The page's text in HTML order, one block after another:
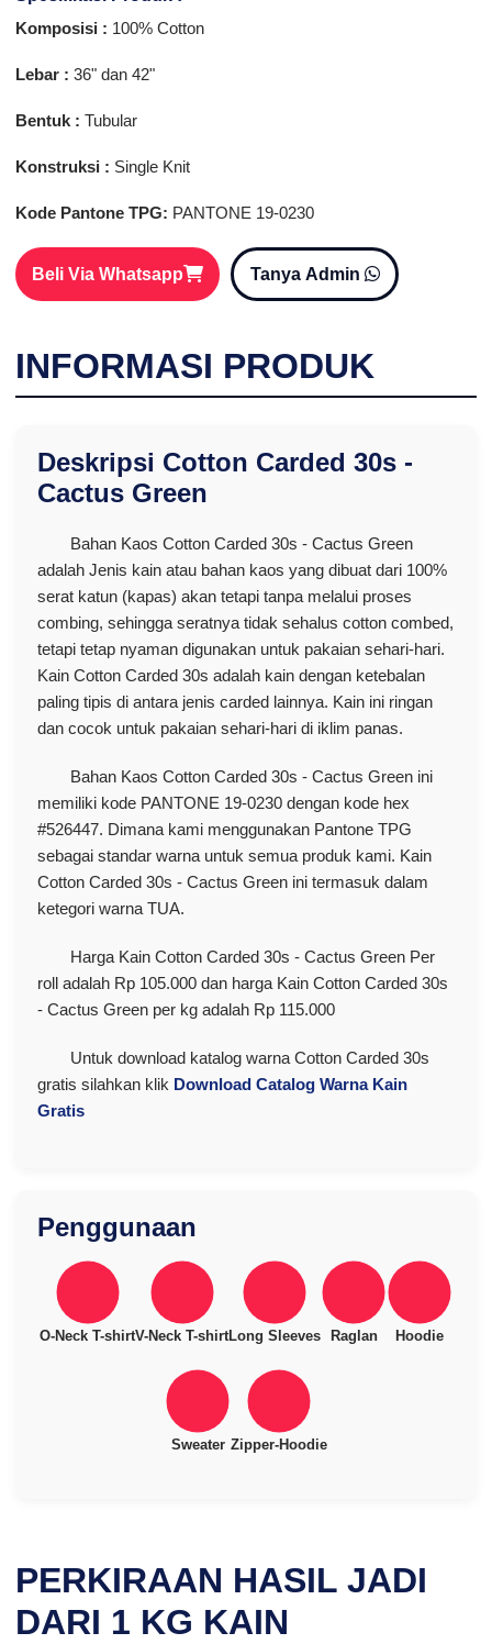
Komposisi : 100% Cotton
Lebar : 36" dan 42"
Bentuk : Tubular
Konstruksi : Single Knit
Kode Pantone TPG: PANTONE 19-0230
Beli Via Whatsapp Tanya Admin
INFORMASI PRODUK
Deskripsi Cotton Carded 30s -
Cactus Green
Bahan Kaos Cotton Carded 30s - Cactus Green
adalah Jenis kain atau bahan kaos yang dibuat dari 100%
serat katun (kapas) akan tetapi tanpa melalui proses
combing, sehingga seratnya tidak sehalus cotton combed,
tetapi tetap nyaman digunakan untuk pakaian sehari-hari.
Kain Cotton Carded 30s adalah kain dengan ketebalan
paling tipis di antara jenis carded lainnya. Kain ini ringan
dan cocok untuk pakaian sehari-hari di iklim panas.
Bahan Kaos Cotton Carded 30s - Cactus Green ini
memiliki kode PANTONE 19-0230 dengan kode hex
#526447. Dimana kami menggunakan Pantone TPG
sebagai standar warna untuk semua produk kami. Kain
Cotton Carded 30s - Cactus Green ini termasuk dalam
ketegori warna TUA.
Harga Kain Cotton Carded 30s - Cactus Green Per
roll adalah Rp 105.000 dan harga Kain Cotton Carded 30s
- Cactus Green per kg adalah Rp 115.000
Untuk download katalog warna Cotton Carded 30s
gratis silahkan klik Download Catalog Warna Kain
Gratis
Penggunaan
O-Neck T-shirtV-Neck T-shirtLong Sleeves Raglan Hoodie
Sweater Zipper-Hoodie
PERKIRAAN HASIL JADI
DARI 1 KG KAIN